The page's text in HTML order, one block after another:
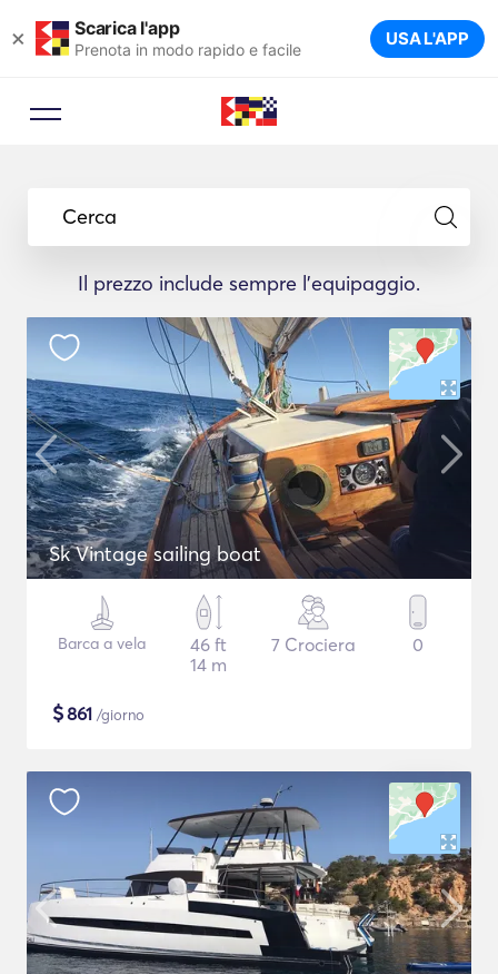
× Scarica l'app
Prenota in modo rapido e facile USA L'APP
Cerca
Il prezzo include sempre l'equipaggio.
Sk Vintage sailing boat
Barca a vela
46 ft
14 m
7 Crociera 0
$861 /giorno